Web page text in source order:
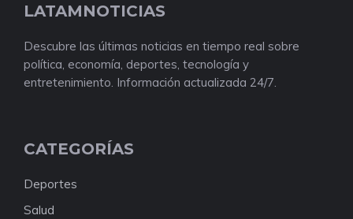
LATAMNOTICIAS
Descubre las últimas noticias en tiempo real sobre
política, economía, deportes, tecnología y
entretenimiento. Información actualizada 24/7.
CATEGORÍAS
Deportes
Salud